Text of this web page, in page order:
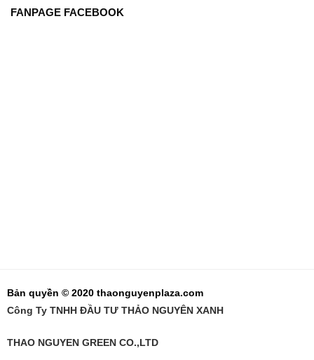
FANPAGE FACEBOOK
Bản quyền © 2020 thaonguyenplaza.com
Công Ty TNHH ĐẦU TƯ THẢO NGUYÊN XANH
THAO NGUYEN GREEN CO.,LTD